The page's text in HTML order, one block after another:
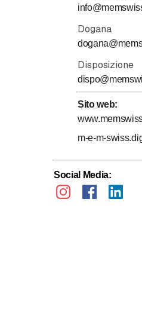
Dogana
Disposizione
Sito web:
m-e-m-
Social Media: